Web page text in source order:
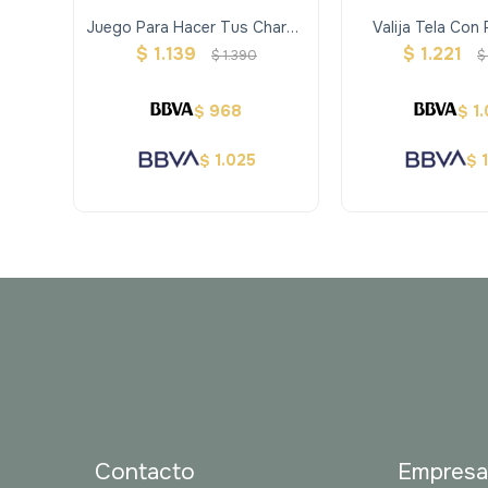
Juego Para Hacer Tus Charms
De Resina
$ 1.139 $1.390
$ 968
$ 1.025
Valija Tela Con
Actividades
$ 1.221 $
$
$
Contacto Empresa